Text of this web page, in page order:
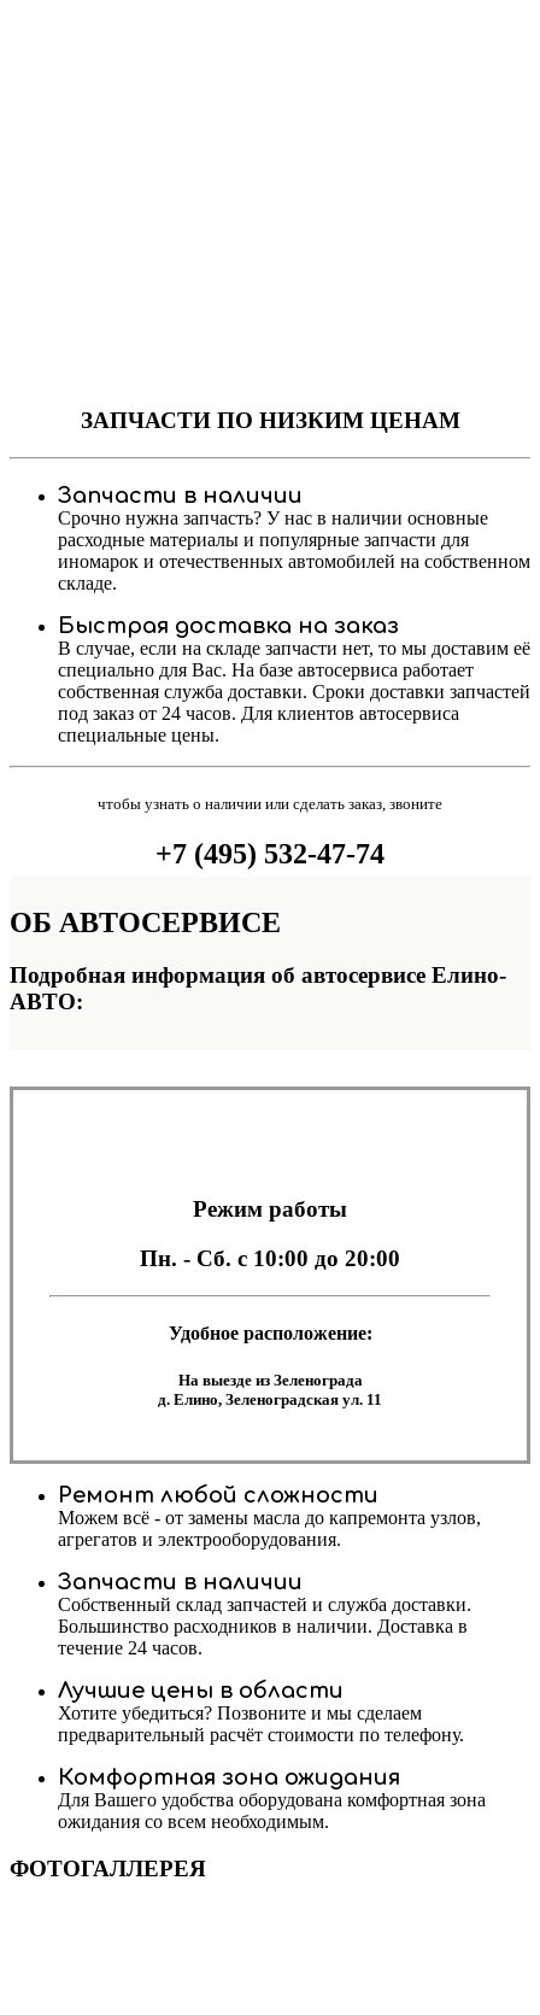
ЗАПЧАСТИПО НИЗКИМ ЦЕНАМ
Запчасти в наличии
Срочно нужна запчасть? У нас в наличии основные
расходные материалы и популярные запчасти для
иномарок и отечественных автомобилей на собственном
складе.
Быстрая доставка на заказ
В случае, если на складе запчасти нет, то мы доставим её
специально для Вас. На базе автосервиса работает
собственная служба доставки. Сроки доставки запчастей
под заказ от 24 часов. Для клиентов автосервиса
специальные цены.
чтобы узнать о наличии или сделать заказ, звоните
+7 (495) 532-47-74
ОБ АВТОСЕРВИСЕ
Подробная информация об автосервисе Елино-
АВТО:
Режим работы
Пн. - Сб. с 10:00 до 20:00
Удобное расположение:
На выезде из Зеленограда
д. Елино, Зеленоградская ул. 11
Ремонт любой сложности
Можем всё - от замены масла до капремонта узлов,
агрегатов и электрооборудования.
Запчасти в наличии
Собственный склад запчастей и служба доставки.
Большинство расходников в наличии. Доставка в
течение 24 часов.
Лучшие цены в области
Хотите убедиться? Позвоните и мы сделаем
предварительный расчёт стоимости по телефону.
Комфортная зона ожидания
Для Вашего удобства оборудована комфортная зона
ожидания со всем необходимым.
ФОТОГАЛЛЕРЕЯ